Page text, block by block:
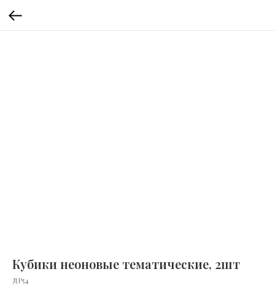
Кубики неоновые тематические, 2шт
ДР54